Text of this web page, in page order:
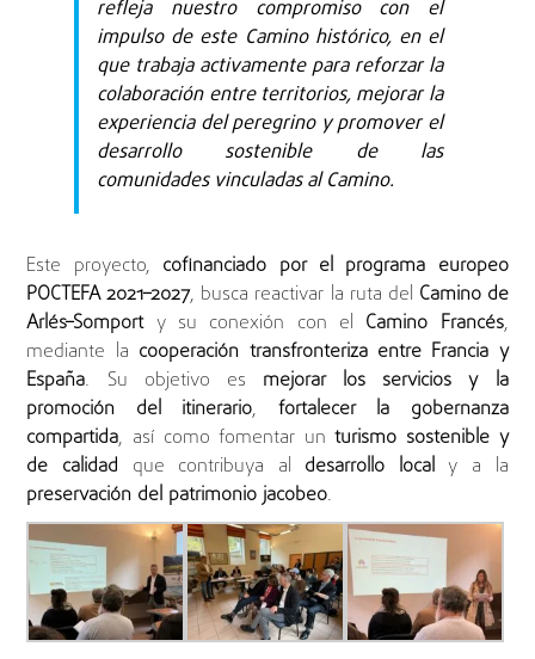
refleja nuestro compromiso con el
impulso de este Camino histórico, en el
que trabaja activamente para reforzar la
colaboración entre territorios, mejorar la
experiencia del peregrino y promover el
desarrollo sostenible de las
comunidades vinculadas al Camino.
Este proyecto, cofinanciado por el programa europeo
POCTEFA 2021–2027, busca reactivar la ruta del Camino de
Arlés–Somporty su conexión con el Camino Francés,
mediante la cooperación transfronteriza entre Francia y
España. Su objetivo es mejorar los servicios y la
promoción del itinerario, fortalecer la gobernanza
compartida, así como fomentar unturismo sostenible y
de calidad que contribuya al desarrollo localy a la
preservación del patrimonio jacobeo.